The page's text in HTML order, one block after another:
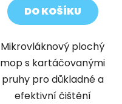
DO KOŠÍKU
Mikrovláknový plochý
mop s kartáčovanými
pruhy pro důkladné a
efektivní čištění